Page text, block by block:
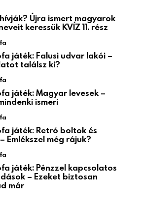
Újra ismert magyarok
keressük KVÍZ 11. rész
játék: Falusi udvar lakói –
találsz ki?
játék: Magyar levesek –
ismeri
játék: Retró boltok és
Emlékszel még rájuk?
játék: Pénzzel kapcsolatos
– Ezeket biztosan
már